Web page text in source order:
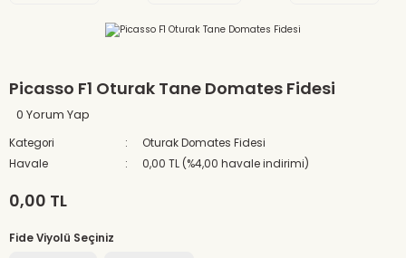
Picasso F1 Oturak Tane Domates Fidesi
0 Yorum Yap
Kategori
Oturak Domates Fidesi
Havale
0,00 TL (%4,00 havale indirimi)
0,00 TL
Fide Viyolü Seçiniz